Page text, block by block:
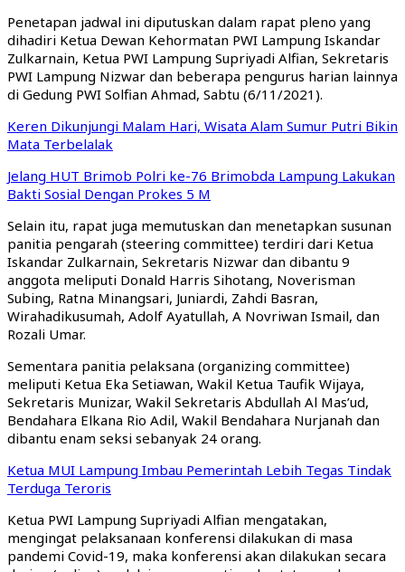
Penetapan jadwal ini diputuskan dalam rapat pleno yang
dihadiri Ketua Dewan Kehormatan PWI Lampung Iskandar
Zulkarnain, Ketua PWI Lampung Supriyadi Alfian, Sekretaris
PWI Lampung Nizwar dan beberapa pengurus harian lainnya
di Gedung PWI Solfian Ahmad, Sabtu (6/11/2021).
Keren Dikunjungi Malam Hari, Wisata Alam Sumur Putri Bikin
Mata Terbelalak
Jelang HUT Brimob Polri ke-76 Brimobda Lampung Lakukan
Bakti Sosial Dengan Prokes 5 M
Selain itu, rapat juga memutuskan dan menetapkan susunan
panitia pengarah (steering committee) terdiri dari Ketua
Iskandar Zulkarnain, Sekretaris Nizwar dan dibantu 9
anggota meliputi Donald Harris Sihotang, Noverisman
Subing, Ratna Minangsari, Juniardi, Zahdi Basran,
Wirahadikusumah, Adolf Ayatullah, A Novriwan Ismail, dan
Rozali Umar.
Sementara panitia pelaksana (organizing committee)
meliputi Ketua Eka Setiawan, Wakil Ketua Taufik Wijaya,
Sekretaris Munizar, Wakil Sekretaris Abdullah Al Mas’ud,
Bendahara Elkana Rio Adil, Wakil Bendahara Nurjanah dan
dibantu enam seksi sebanyak 24 orang.
Ketua MUI Lampung Imbau Pemerintah Lebih Tegas Tindak
Terduga Teroris
Ketua PWI Lampung Supriyadi Alfian mengatakan,
mengingat pelaksanaan konferensi dilakukan di masa
pandemi Covid-19, maka konferensi akan dilakukan secara